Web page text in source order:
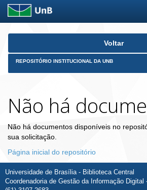
Skip
Voltar
REPOSITÓRIO INSTITUCIONAL DA UNB
Não há
Não há documentos disponíveis no
sua solicitação.
Página inicial do repositório
Universidade de Brasília - Biblioteca Central
Coordenadoria de Gestão da Informação Digital